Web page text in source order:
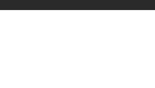
が終了しました | LINE占い